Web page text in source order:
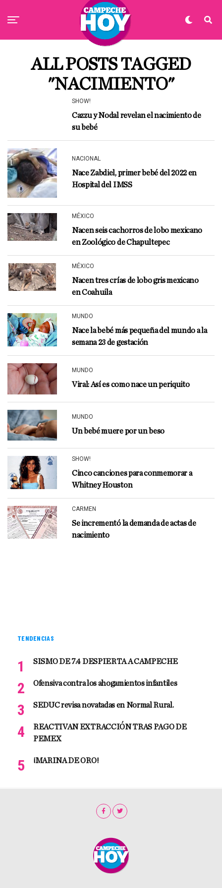
ALL POSTS TAGGED
"NACIMIENTO"
SHOW!
Cazzu y Nodal revelan el nacimiento de
su bebé
NACIONAL
Nace Zabdiel, primer bebé del 2022 en
Hospital del IMSS
MÉXICO
Nacen seis cachorros de lobo mexicano
en Zoológico de Chapultepec
MÉXICO
Nacen tres crías de lobo gris mexicano
en Coahuila
MUNDO
Nace la bebé más pequeña del mundo a la
semana 23 de gestación
MUNDO
Viral: Así es como nace un periquito
MUNDO
Un bebé muere por un beso
SHOW!
Cinco canciones para conmemorar a
Whitney Houston
CARMEN
Se incrementó la demanda de actas de
nacimiento
TENDENCIAS
SISMO DE 7.4 DESPIERTA A CAMPECHE
Ofensiva contra los ahogamientos infantiles
SEDUC revisa novatadas en Normal Rural.
REACTIVAN EXTRACCIÓN TRAS PAGO DE
PEMEX
¡MARINA DE ORO!